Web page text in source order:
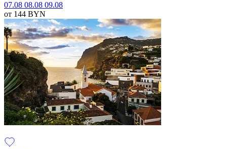
07.08 08.08 09.08
от 144 BYN